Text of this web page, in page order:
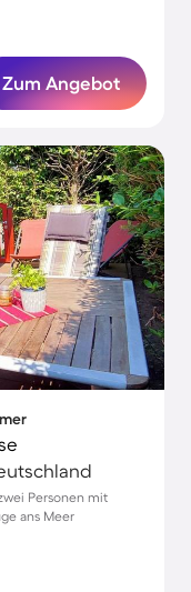
Zum Angebot
Personen mit
ans Meer